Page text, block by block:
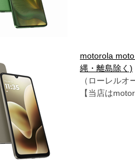
motorola
縄・離島除く)
（ローレルオ
【当店は